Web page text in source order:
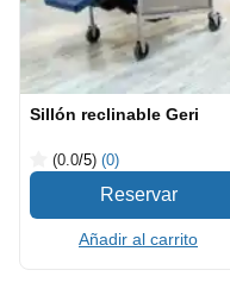
Sillón reclinable Geri
(0.0/5) (0)
Añadir al carrito